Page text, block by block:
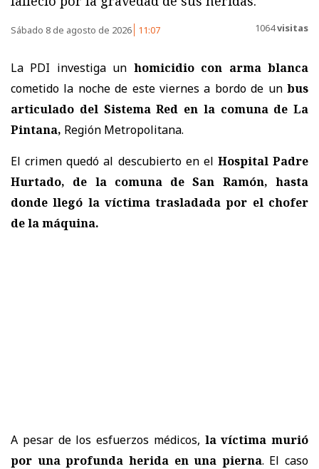
Sábado 8 de agosto de 2026 11:07 1064visitas
La PDI investiga un homicidio con arma blanca
cometido la noche de este viernes a bordo de un bus
articulado del Sistema Red en la comuna de La
Pintana, Región Metropolitana.
El crimen quedó al descubierto en el Hospital Padre
Hurtado, de la comuna de San Ramón, hasta
donde llegó la víctima trasladada por el chofer
de la máquina.
A pesar de los esfuerzos médicos, la víctima murió
por una profunda herida en una pierna. El caso